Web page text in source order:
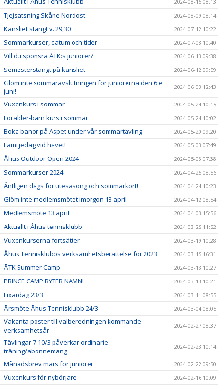
2024-08-15 08:13
Tjejsatsning Skåne Nordost 2024-08-09 08:14
Kansliet stängt v. 29,30 2024-07-12 10:22
Sommarkurser, datum och tider 2024-07-08 10:40
Vill du sponsra ÅTK:s juniorer? 2024-06-13 09:38
Semesterstängt på kansliet 2024-06-12 09:59
Glöm inte sommaravslutningen för juniorerna den 6:e
juni!
2024-06-03 12:43
Vuxenkurs i sommar 2024-05-24 10:15
Förälder-barn kurs i sommar 2024-05-24 10:02
Boka banor på Äspet under vår sommartävling 2024-05-20 09:20
Familjedag vid havet! 2024-05-03 07:49
Åhus Outdoor Open 2024 2024-05-03 07:38
Sommarkurser 2024 2024-04-25 08:56
Äntligen dags för utesäsong och sommarkort! 2024-04-24 10:23
Glöm inte medlemsmötet imorgon 13 april! 2024-04-12 08:54
Medlemsmöte 13 april 2024-04-03 15:56
Aktuellt i Åhus tennisklubb 2024-03-25 11:52
Vuxenkurserna fortsätter 2024-03-19 10:28
Åhus Tennisklubbs verksamhetsberättelse för 2023 2024-03-15 16:31
ÅTK Summer Camp 2024-03-13 10:27
PRINCE CAMP BYTER NAMN! 2024-03-13 10:21
Fixardag 23/3 2024-03-11 08:55
Årsmöte Åhus Tennisklubb 24/3 2024-03-04 08:05
Vakanta poster till valberedningen kommande
verksamhetsår
2024-02-27 08:37
Tävlingar 7-10/3 påverkar ordinarie
träning/abonnemang
2024-02-23 10:14
Månadsbrev mars för juniorer 2024-02-22 09:50
Vuxenkurs för nybörjare 2024-02-16 10:09